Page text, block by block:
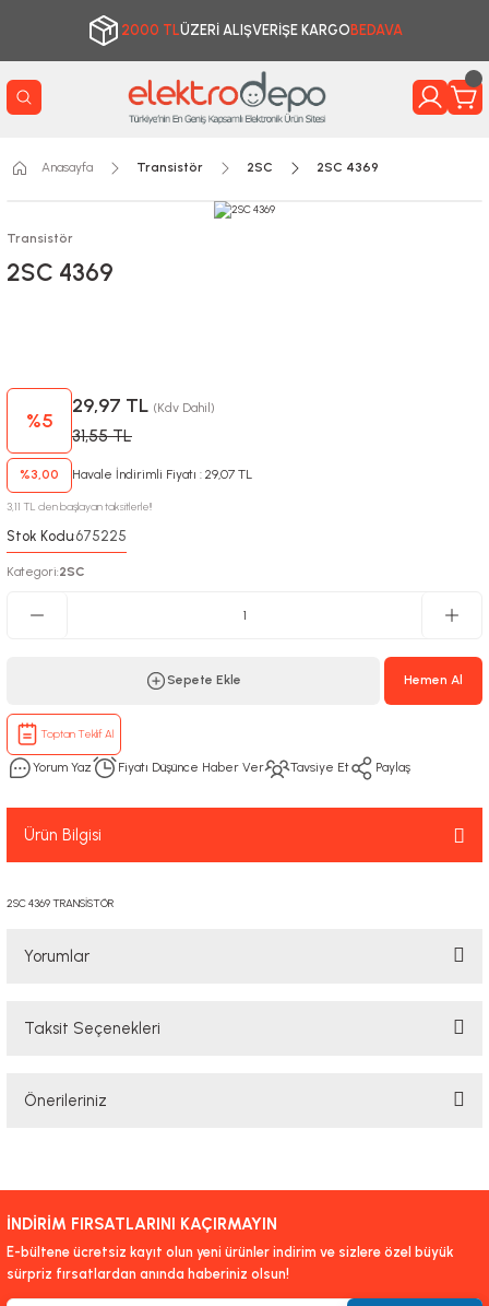
2000 TLÜZERİ ALIŞVERİŞE KARGO BEDAVA
Anasayfa Transistör 2SC 2SC 4369
Transistör
2SC 4369
%5
29,97 TL (Kdv Dahil)
31,55 TL
%3,00 Havale İndirimli Fiyatı : 29,07 TL
3,11 TL den başlayan taksitlerle!!
Stok Kodu:675225
Kategori:2SC
Sepete Ekle Hemen Al
Toptan Teklif Al
Yorum Yaz Fiyatı Düşünce Haber Ver Tavsiye Et Paylaş
Ürün Bilgisi
2SC 4369 TRANSİSTÖR
Yorumlar
Taksit Seçenekleri
Önerileriniz
yetersiz gördüğünüz noktaları öneri formunu kullanarak tarafımıza
iletebilirsiniz.
Görüş ve önerileriniz için teşekkür ederiz.
İNDİRİM FIRSATLARINI KAÇIRMAYIN
E-bültene ücretsiz kayıt olun yeni ürünler indirim ve sizlere özel büyük
sürpriz fırsatlardan anında haberiniz olsun!